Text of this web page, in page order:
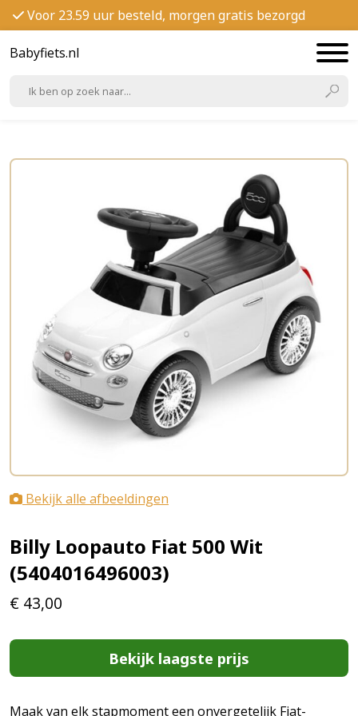
Voor 23.59 uur besteld, morgen gratis bezorgd
Babyfiets.nl
Bekijk alle afbeeldingen
Billy Loopauto Fiat 500 Wit
(5404016496003)
€ 43,00
Bekijk laagste prijs
Maak van elk stapmoment een onvergetelijk Fiat-